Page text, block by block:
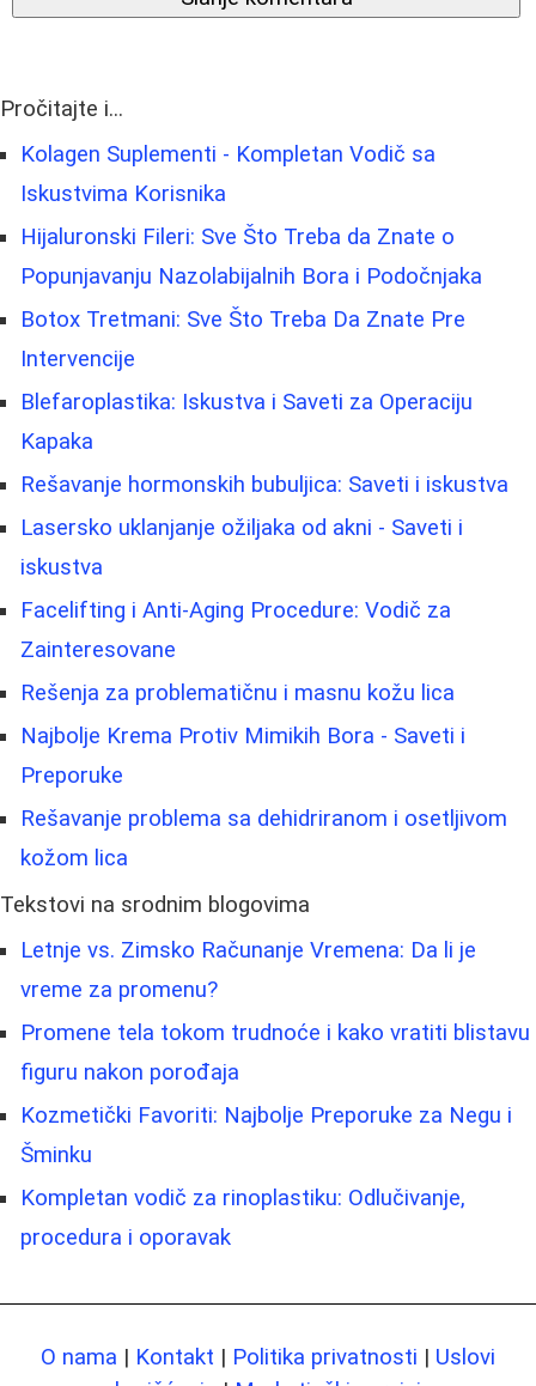
Pročitajte i...
Kolagen Suplementi - Kompletan Vodič sa
Iskustvima Korisnika
Hijaluronski Fileri: Sve Što Treba da Znate o
Popunjavanju Nazolabijalnih Bora i Podočnjaka
Botox Tretmani: Sve Što Treba Da Znate Pre
Intervencije
Blefaroplastika: Iskustva i Saveti za Operaciju
Kapaka
Rešavanje hormonskih bubuljica: Saveti i iskustva
Lasersko uklanjanje ožiljaka od akni - Saveti i
iskustva
Facelifting i Anti-Aging Procedure: Vodič za
Zainteresovane
Rešenja za problematičnu i masnu kožu lica
Najbolje Krema Protiv Mimikih Bora - Saveti i
Preporuke
Rešavanje problema sa dehidriranom i osetljivom
kožom lica
Tekstovi na srodnim blogovima
Letnje vs. Zimsko Računanje Vremena: Da li je
vreme za promenu?
Promene tela tokom trudnoće i kako vratiti blistavu
figuru nakon porođaja
Kozmetički Favoriti: Najbolje Preporuke za Negu i
Šminku
Kompletan vodič za rinoplastiku: Odlučivanje,
procedura i oporavak
O nama | Kontakt | Politika privatnosti | Uslovi